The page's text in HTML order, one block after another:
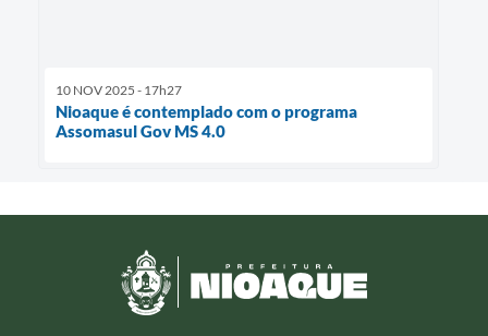
10 NOV 2025 - 17h27
Nioaque é contemplado com o programa
Assomasul Gov MS 4.0